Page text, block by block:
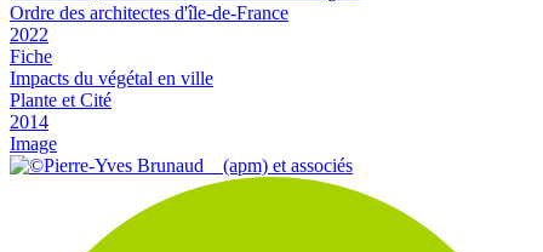
Ordre des architectes d'île-de-France
2022
Fiche
Impacts du végétal en ville
Plante et Cité
2014
Image